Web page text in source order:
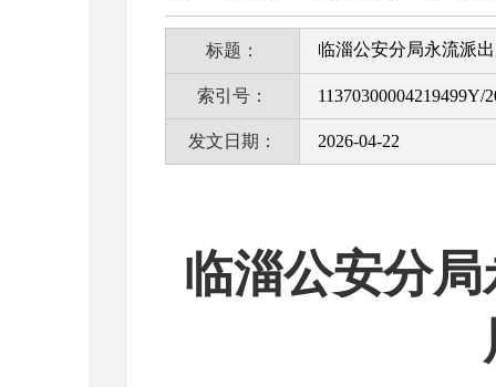
标题： 临淄公安分局永流派
索引号： 11370300004219499Y/
发文日期： 2026-04-22
临淄公安分